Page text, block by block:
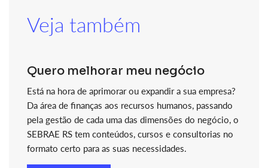
Veja também
Quero melhorar meu negócio
Está na hora de aprimorar ou expandir a sua empresa?
Da área de finanças aos recursos humanos, passando
pela gestão de cada uma das dimensões do negócio, o
SEBRAE RS tem conteúdos, cursos e consultorias no
formato certo para as suas necessidades.